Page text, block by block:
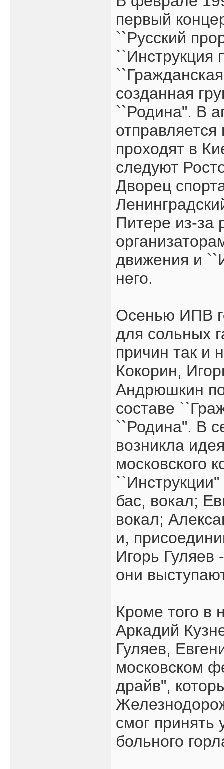
первый
``Русский
``Инструкция
созданная
``Родина". В
проходят в
следуют
Дворец
Питере из-за
движения и
него.
Осенью ИПВ
для сольных
причин так и
Кокорин,
Андрюшкин
составе
``Родина". В
возникла
московского
бас, вокал;
вокал;
и,
Игорь Гуляев
они
Кроме того в
Аркадий
Гуляев,
московском
драйв",
смог принять
больного